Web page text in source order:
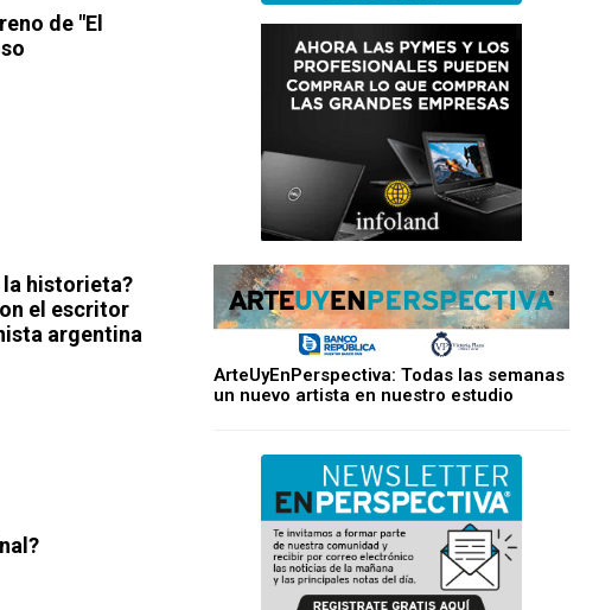
de "El
la historieta?
el escritor
argentina
ArteUyEnPerspectiva: Todas las semanas
un nuevo artista en nuestro estudio